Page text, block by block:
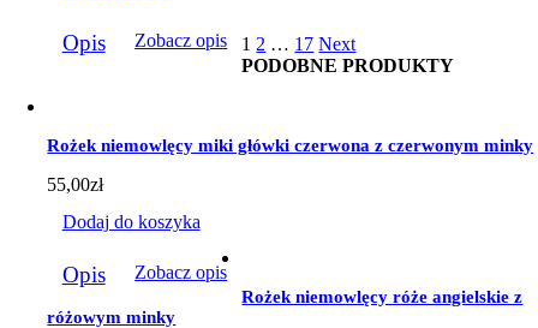
do
184,00zł
produkt
można
wybrać
na
stronie
Opis Zobacz opis 1 2 … 17 Next
PODOBNE PRODUKTY
Rożek niemowlęcy miki główki czerwona z czerwonym minky
55,00zł
Dodaj do koszyka
Opis Zobacz opis
Rożek niemowlęcy róże angielskie z
różowym minky